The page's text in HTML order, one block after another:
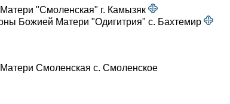
"Смоленская" г. Камызяк
Божией Матери "Одигитрия" с. Бахтемир
Смоленская с. Смоленское